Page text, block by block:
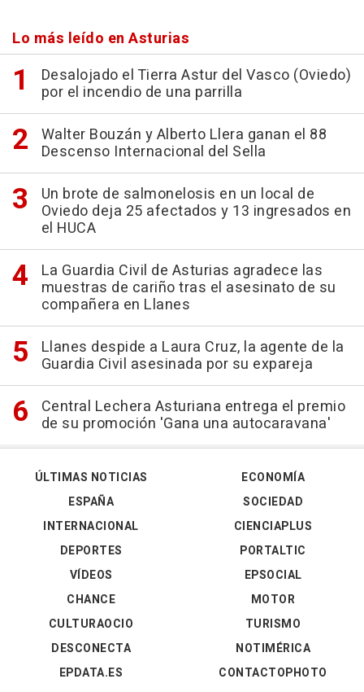
Lo más leído en Asturias
Desalojado el Tierra Astur del Vasco (Oviedo)
por el incendio de una parrilla
Walter Bouzán y Alberto Llera ganan el 88
Descenso Internacional del Sella
Un brote de salmonelosis en un local de
Oviedo deja 25 afectados y 13 ingresados en
el HUCA
La Guardia Civil de Asturias agradece las
muestras de cariño tras el asesinato de su
compañera en Llanes
Llanes despide a Laura Cruz, la agente de la
Guardia Civil asesinada por su expareja
Central Lechera Asturiana entrega el premio
de su promoción 'Gana una autocaravana'
ÚLTIMAS NOTICIAS
ESPAÑA
INTERNACIONAL
DEPORTES
VÍDEOS
ECONOMÍA
SOCIEDAD
CIENCIAPLUS
PORTALTIC
EPSOCIAL
CHANCE
CULTURAOCIO
DESCONECTA
EPDATA.ES
MOTOR
TURISMO
NOTIMÉRICA
CONTACTOPHOTO